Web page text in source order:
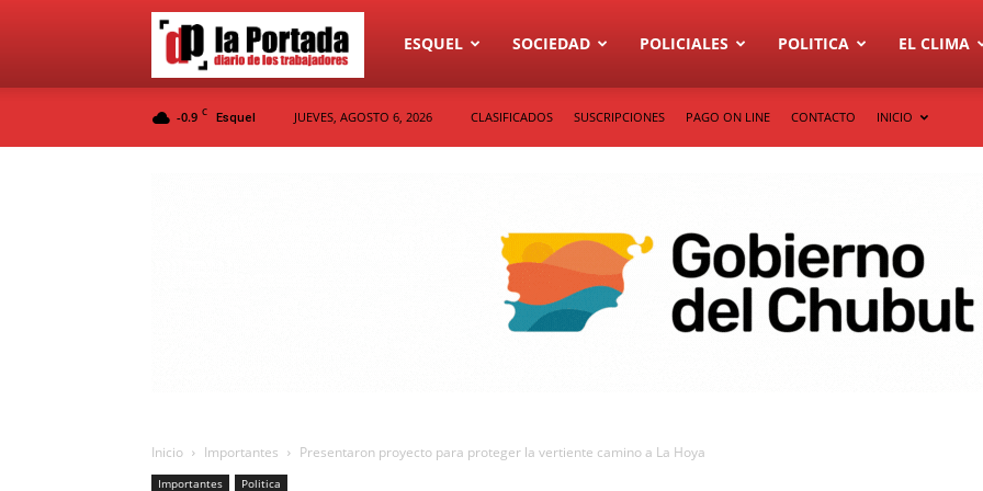
Diario
La
ESQUEL SOCIEDAD POLICIALES POLITICA EL CLIMA
-0.9 C Esquel JUEVES, AGOSTO 6, 2026 CLASIFICADOS SUSCRIPCIONES PAGO ON LINE CONTACTO INICIO
Inicio Importantes Presentaron proyecto para proteger la vertiente camino a La Hoya
Importantes Politica